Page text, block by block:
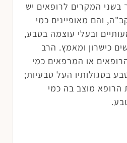
המקרים לרופאים יש
והם מאופיינים כמי
ובעלי עוצמה בטבע,
כישרון ומאמץ. הרב
או המרפאים כמי
בסגולותיו העל טבעיות;
הרופא מוצב בה כמי